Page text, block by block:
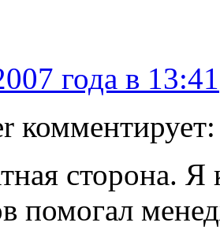
года в 13:41
комментирует:
сторона. Я
помогал